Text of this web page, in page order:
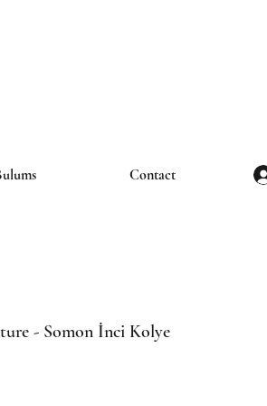
Contact
- Somon İnci Kolye